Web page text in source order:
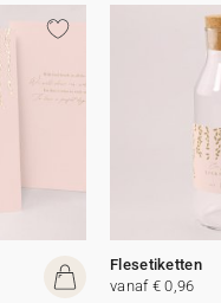
Flesetiketten
vanaf € 0,96